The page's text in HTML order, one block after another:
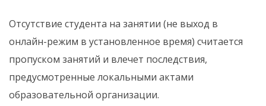
Отсутствие студента на занятии (не выход в
онлайн-режим в установленное время) считается
пропуском занятий и влечет последствия,
предусмотренные локальными актами
образовательной организации.